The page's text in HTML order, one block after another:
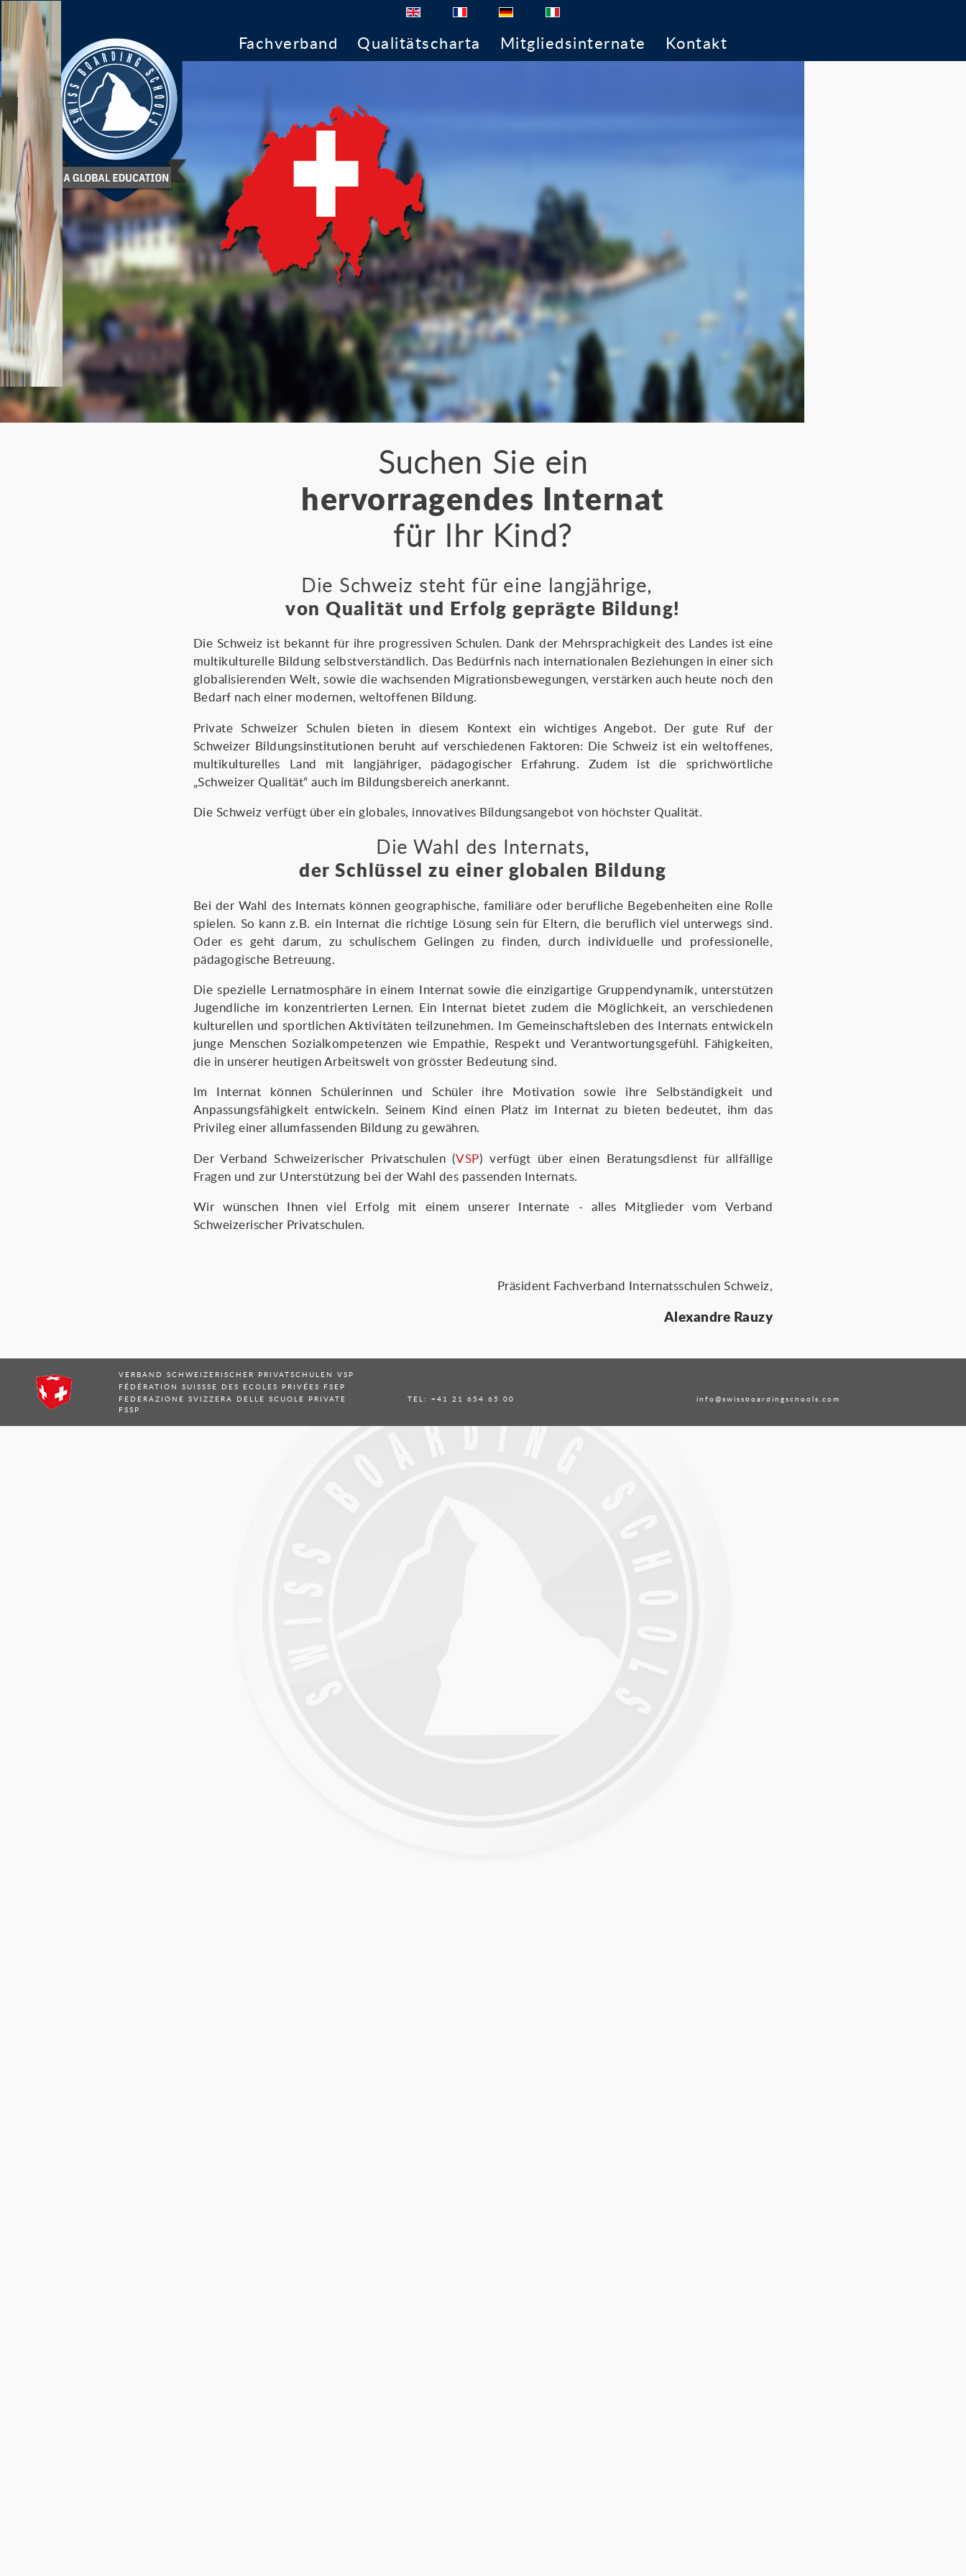
Fachverband Qualitätscharta Mitgliedsinternate Kontakt
Suchen Sie ein
hervorragendes Internat
für Ihr Kind?
Die Schweiz steht für eine langjährige,
von Qualität und Erfolg geprägte Bildung!
Die Schweiz ist bekannt für ihre progressiven Schulen. Dank der Mehrsprachigkeit des Landes ist eine
multikulturelle Bildung selbstverständlich. Das Bedürfnis nach internationalen Beziehungen in einer sich
globalisierenden Welt, sowie die wachsenden Migrationsbewegungen, verstärken auch heute noch den
Bedarf nach einer modernen, weltoffenen Bildung.
Private Schweizer Schulen bieten in diesem Kontext ein wichtiges Angebot. Der gute Ruf der
Schweizer Bildungsinstitutionen beruht auf verschiedenen Faktoren: Die Schweiz ist ein weltoffenes,
multikulturelles Land mit langjähriger, pädagogischer Erfahrung. Zudem ist die sprichwörtliche
„Schweizer Qualität“ auch im Bildungsbereich anerkannt.
Die Schweiz verfügt über ein globales, innovatives Bildungsangebot von höchster Qualität.
Die Wahl des Internats,
der Schlüssel zu einer globalen Bildung
Bei der Wahl des Internats können geographische, familiäre oder berufliche Begebenheiten eine Rolle
spielen. So kann z.B. ein Internat die richtige Lösung sein für Eltern, die beruflich viel unterwegs sind.
Oder es geht darum, zu schulischem Gelingen zu finden, durch individuelle und professionelle,
pädagogische Betreuung.
Die spezielle Lernatmosphäre in einem Internat sowie die einzigartige Gruppendynamik, unterstützen
Jugendliche im konzentrierten Lernen. Ein Internat bietet zudem die Möglichkeit, an verschiedenen
kulturellen und sportlichen Aktivitäten teilzunehmen. Im Gemeinschaftsleben des Internats entwickeln
junge Menschen Sozialkompetenzen wie Empathie, Respekt und Verantwortungsgefühl. Fähigkeiten,
die in unserer heutigen Arbeitswelt von grösster Bedeutung sind.
Im Internat können Schülerinnen und Schüler ihre Motivation sowie ihre Selbständigkeit und
Anpassungsfähigkeit entwickeln. Seinem Kind einen Platz im Internat zu bieten bedeutet, ihm das
Privileg einer allumfassenden Bildung zu gewähren.
Der Verband Schweizerischer Privatschulen (VSP) verfügt über einen Beratungsdienst für allfällige
Fragen und zur Unterstützung bei der Wahl des passenden Internats.
Wir wünschen Ihnen viel Erfolg mit einem unserer Internate - alles Mitglieder vom Verband
Schweizerischer Privatschulen.
Präsident Fachverband Internatsschulen Schweiz,
Alexandre Rauzy
VERBAND SCHWEIZERISCHER PRIVATSCHULEN VSP
FÉDÉRATION SUISSSE DES ECOLES PRIVÉES FSEP
FEDERAZIONE SVIZZERA DELLE SCUOLE PRIVATE
FSSP
TEL: +41 21 654 65 00 info@swissboardingschools.com